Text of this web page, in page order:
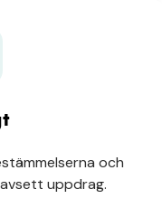
och
uppdrag.